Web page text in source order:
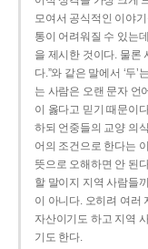
모여서 공식적인 이야
통이 어려워질 수 있는
을 제시한 것이다. 물론
다.”와 같은 말에서 ‘두
는 사람은 오랜 문자 언
이 옳다고 믿기 때문이
하되 언중들의 교양 의
어의 조건으로 한다는
뜻으로 오해하면 안 된
할 말이지 지역 사람들
이 아니다. 오히려 여러
자산이기도 하고 지역
기도 한다.